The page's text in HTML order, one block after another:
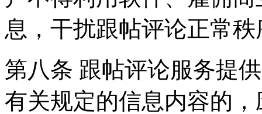
息，干扰跟帖评论正常
第八条 跟帖评论服务提
有关规定的信息内容的